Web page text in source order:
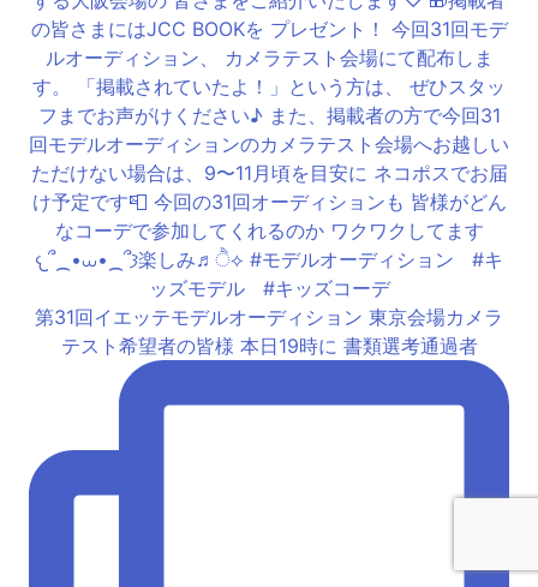
第31回イエッテモデルオーディション 東京会場カメラ
テスト希望者の皆様 本日19時に 書類選考通過者